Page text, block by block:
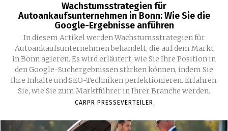
Wachstumsstrategien für
Autoankaufsunternehmen in Bonn: Wie Sie die
Google-Ergebnisse anführen
In diesem Artikel werden Wachstumsstrategien für
Autoankaufsunternehmen behandelt, die auf dem Markt
in Bonn agieren. Es wird erläutert, wie Sie Ihre Position in
den Google-Suchergebnissen stärken können, indem Sie
Ihre Inhalte und SEO-Techniken perfektionieren. Erfahren
Sie, wie Sie zum Marktführer in Ihrer Branche werden.
CARPR PRESSEVERTEILER